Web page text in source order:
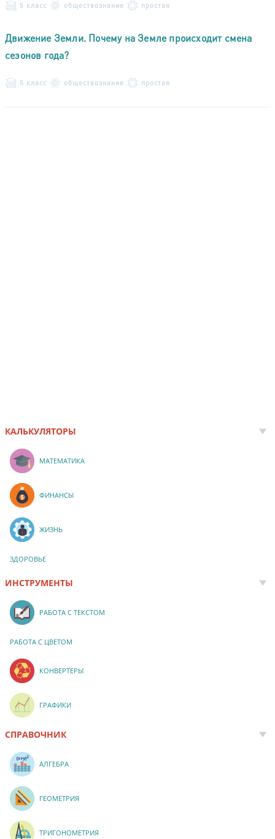
5 класс обществознание простая
Движение Земли. Почему на Земле происходит смена
сезонов года?
5 класс обществознание простая
КАЛЬКУЛЯТОРЫ
МАТЕМАТИКА
ФИНАНСЫ
ЖИЗНЬ
ЗДОРОВЬЕ
ИНСТРУМЕНТЫ
РАБОТА С ТЕКСТОМ
РАБОТА С ЦВЕТОМ
КОНВЕРТЕРЫ
ГРАФИКИ
СПРАВОЧНИК
АЛГЕБРА
ГЕОМЕТРИЯ
ТРИГОНОМЕТРИЯ